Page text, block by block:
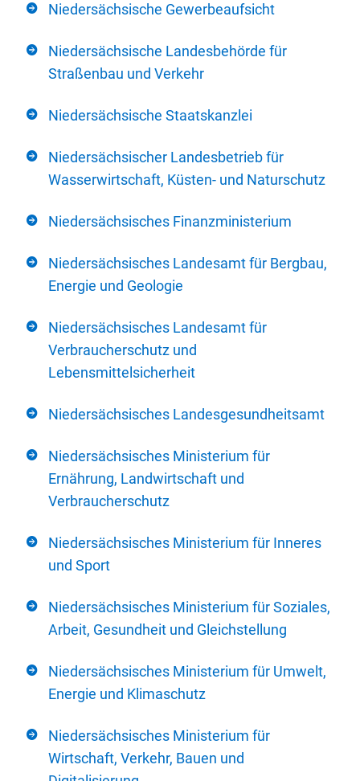
Niedersächsische Gewerbeaufsicht
Niedersächsische Landesbehörde für
Straßenbau und Verkehr
Niedersächsische Staatskanzlei
Niedersächsischer Landesbetrieb für
Wasserwirtschaft, Küsten- und Naturschutz
Niedersächsisches Finanzministerium
Niedersächsisches Landesamt für Bergbau,
Energie und Geologie
Niedersächsisches Landesamt für
Verbraucherschutz und
Lebensmittelsicherheit
Niedersächsisches Landesgesundheitsamt
Niedersächsisches Ministerium für
Ernährung, Landwirtschaft und
Verbraucherschutz
Niedersächsisches Ministerium für Inneres
und Sport
Niedersächsisches Ministerium für Soziales,
Arbeit, Gesundheit und Gleichstellung
Niedersächsisches Ministerium für Umwelt,
Energie und Klimaschutz
Niedersächsisches Ministerium für
Wirtschaft, Verkehr, Bauen und